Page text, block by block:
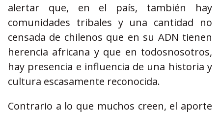
alertar que, en el país, también hay
comunidades tribales y una cantidad no
censada de chilenos que en su ADN tienen
herencia africana y que en todosnosotros,
hay presencia e influencia de una historia y
cultura escasamente reconocida.
Contrario a lo que muchos creen, el aporte